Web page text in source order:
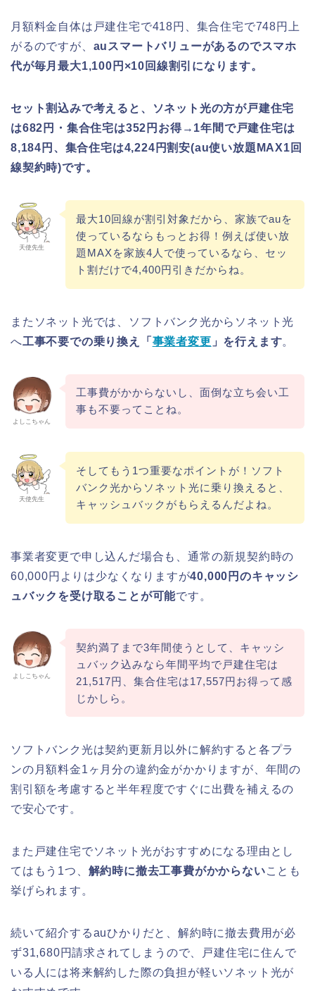
月額料金自体は戸建住宅で418円、集合住宅で748円上
がるのですが、 auスマートバリューがあるのでスマホ
代が毎月最大1,100円×10回線割引になります。
セット割込みで考えると、ソネット光の方が戸建住宅
は682円・集合住宅は352円お得→1年間で戸建住宅は
8,184円、集合住宅は4,224円割安(au使い放題MAX1回
線契約時)です。
天使先生
最大10回線が割引対象だから、家族でauを
使っているならもっとお得！例えば使い放
題MAXを家族4人で使っているなら、セッ
ト割だけで4,400円引きだからね。
またソネット光では、ソフトバンク光からソネット光
へ工事不要での乗り換え「 事業者変更 」を行えます。
よしこちゃん
工事費がかからないし、面倒な立ち会い工
事も不要ってことね。
天使先生
そしてもう1つ重要なポイントが！ソフト
バンク光からソネット光に乗り換えると、
キャッシュバックがもらえるんだよね。
事業者変更で申し込んだ場合も、通常の新規契約時の
60,000円よりは少なくなりますが40,000円のキャッシ
ュバックを受け取ることが可能です。
よしこちゃん
契約満了まで3年間使うとして、キャッシ
ュバック込みなら年間平均で戸建住宅は
21,517円、集合住宅は17,557円お得って感
じかしら。
ソフトバンク光は契約更新月以外に解約すると各プラ
ンの月額料金1ヶ月分の違約金がかかりますが、年間の
割引額を考慮すると半年程度ですぐに出費を補えるの
で安心です。
また戸建住宅でソネット光がおすすめになる理由とし
てはもう1つ、 解約時に撤去工事費がかからないことも
挙げられます。
続いて紹介するauひかりだと、解約時に撤去費用が必
ず31,680円請求されてしまうので、戸建住宅に住んで
いる人には将来解約した際の負担が軽いソネット光が